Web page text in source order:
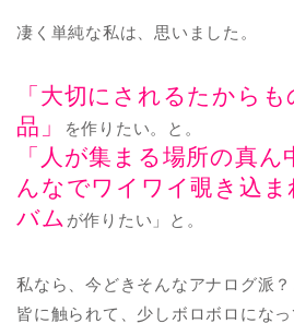
凄く単純な私は、思いました。
「大切にされるたから
品」
を作りたい。と。
「人が集まる場所の真
んなでワイワイ覗き込
バム が作りたい」と。
私なら、今どきそんなアナログ派？
皆に触られて、少しボロボロにな